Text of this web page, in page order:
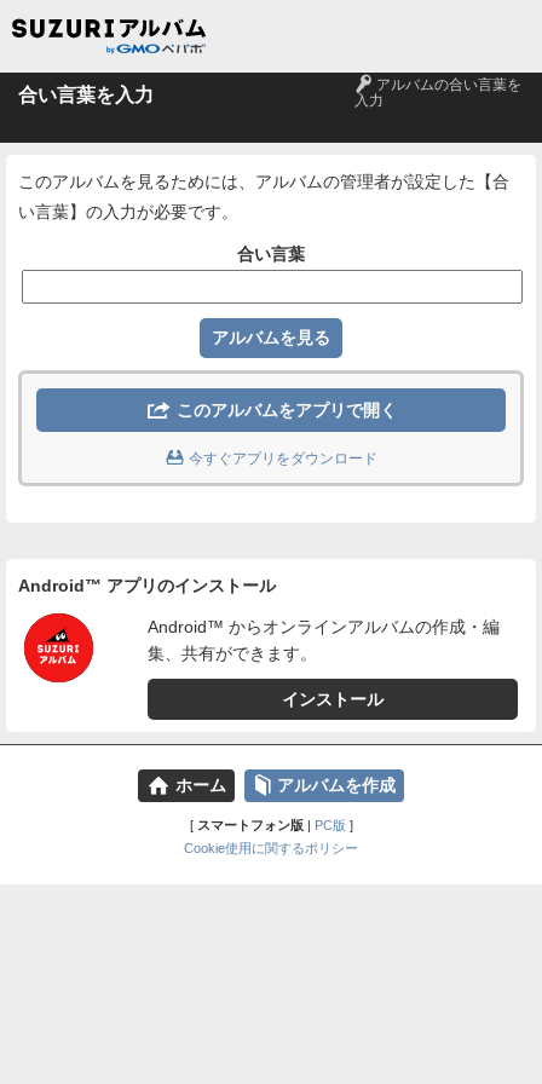
合い言葉を入力 🔑 アルバムの合い言葉を
入力
このアルバムを見るためには、アルバムの管理者が設定した【合
い言葉】の入力が必要です。
合い言葉
 このアルバムをアプリで開く
 今すぐアプリをダウンロード
Android™ アプリのインストール
Android™ からオンラインアルバムの作成・編
集、共有ができます。
インストール
⌂ ホーム 📕 アルバムを作成
[ スマートフォン版| PC版 ]
Cookie使用に関するポリシー